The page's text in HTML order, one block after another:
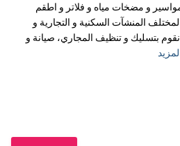
و مضخات مياه و فلاتر و اطقم
المنشآت السكنية و التجارية و
بتسليك و تنظيف المجاري، صيانة و